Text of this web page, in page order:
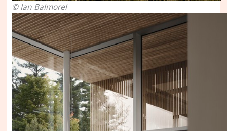
© Ian Balmorel